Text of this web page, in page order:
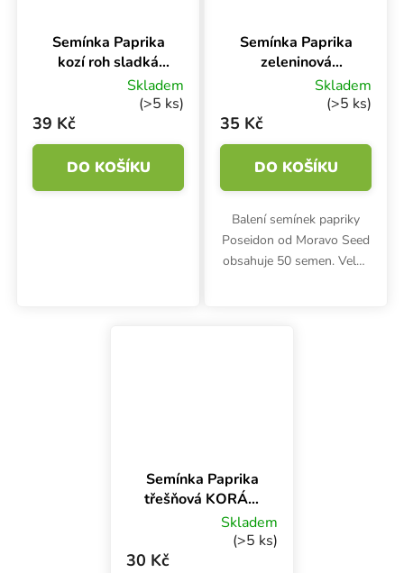
Semínka Paprika
kozí roh sladká
SORA, 40 sSkladem
(>5 ks)
39 Kč
DO KOŠÍKU
Semínka Paprika
zeleninová
POSEIDON, typ
beraní roh, pálivá,
Skladem
(>5 ks)
35 Kč
DO KOŠÍKU
Balení semínek papriky
Poseidon od Moravo Seed
obsahuje 50 semen. Velmi
Semínka Paprika
třešňová KORÁL,
ostrá, červená, 80
Skladem
(>5 ks)
30 Kč